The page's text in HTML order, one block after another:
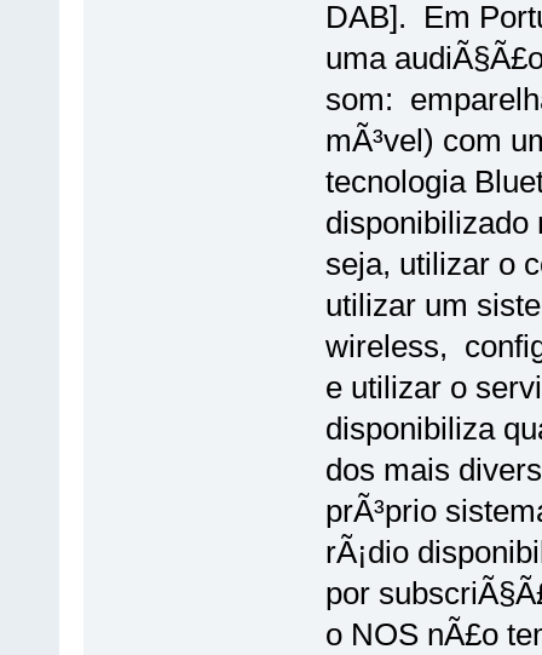
DAB]. Em
uma
som:
mÃ³vel) com
tecnologia
disponibilizado
seja, utilizar o
utilizar um
wireless,
e utilizar o
disponibiliza
dos mais
prÃ³prio
rÃ¡dio
por
o NOS nÃ£o